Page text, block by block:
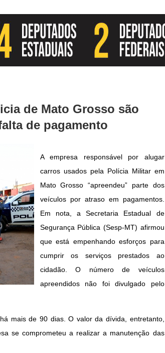
de Mato Grosso são
de pagamento
A empresa responsável por alugar
carros usados pela Polícia Militar em
Mato Grosso “apreendeu” parte dos
veículos por atraso em pagamentos.
Em nota, a Secretaria Estadual de
Segurança Pública (Sesp-MT) afirmou
que está empenhando esforços para
cumprir os serviços prestados ao
cidadão. O número de veículos
apreendidos não foi divulgado pelo
mais de 90 dias. O valor da dívida, entretanto,
se comprometeu a realizar a manutenção das